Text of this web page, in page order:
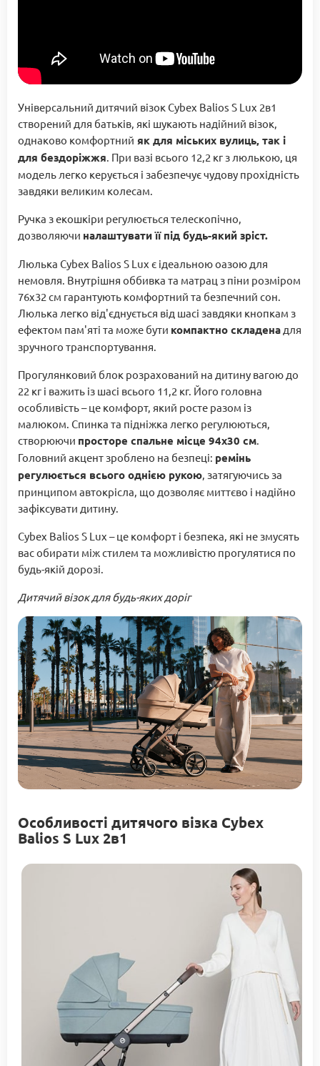
Універсальний дитячий візок Cybex Balios S Lux 2в1
створений для батьків, які шукають надійний візок,
однаково комфортний як для міських вулиць, так і
для бездоріжжя . При вазі всього 12,2 кг з люлькою, ця
модель легко керується і забезпечує чудову прохідність
завдяки великим колесам.
Ручка з екошкіри регулюється телескопічно,
дозволяючи налаштувати її під будь-який зріст.
Люлька Cybex Balios S Lux є ідеальною оазою для
немовля. Внутрішня оббивка та матрац з піни розміром
76x32 см гарантують комфортний та безпечний сон.
Люлька легко від'єднується від шасі завдяки кнопкам з
ефектом пам'яті та може бути компактно складена для
зручного транспортування.
Прогулянковий блок розрахований на дитину вагою до
22 кг і важить із шасі всього 11,2 кг. Його головна
особливість – це комфорт, який росте разом із
малюком. Спинка та підніжка легко регулюються,
створюючи просторе спальне місце 94x30 см
Головний акцент зроблено на безпеці: ремінь
регулюється всього однією рукою , затягуючись за
принципом автокрісла, що дозволяє миттєво і надійно
зафіксувати дитину.
Cybex Balios S Lux – це комфорт і безпека, які не змусять
вас обирати між стилем та можливістю прогулятися по
будь-якій дорозі.
Дитячий візок для будь-яких доріг
Особливості дитячого візка Cybex
Balios S Lux 2в1